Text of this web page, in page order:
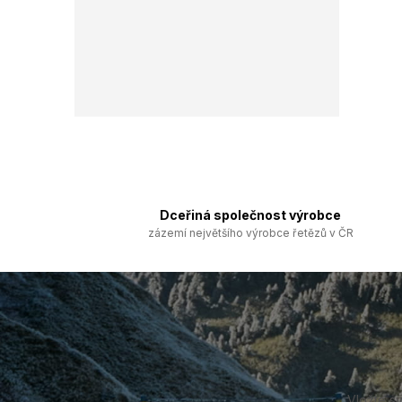
Dceřiná společnost výrobce
zázemí největšího výrobce řetězů v ČR
Z
á
p
a
t
í